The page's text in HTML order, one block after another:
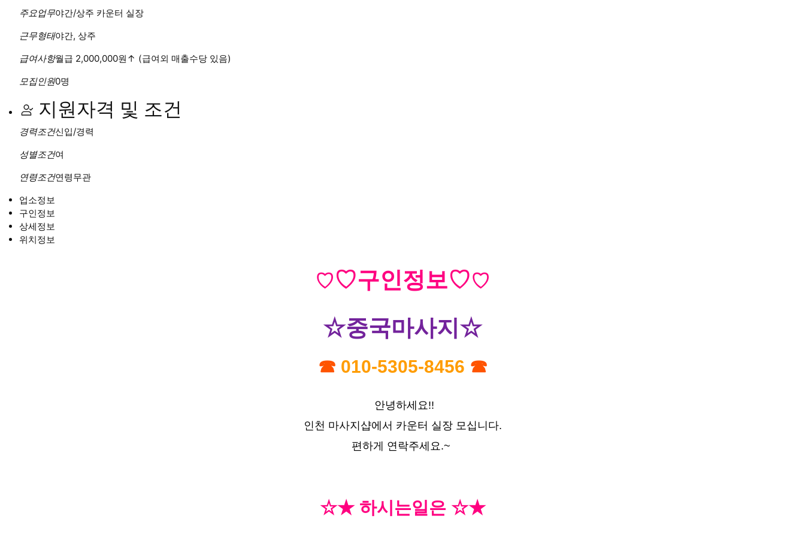
주요업무야간/상주 카운터 실장
근무형태야간, 상주
급여사항월급 2,000,000원 ↑ (급여외 매출수당 있음)
모집인원0명
지원자격 및 조건
경력조건신입/경력
성별조건여
연령조건연령무관
업소정보
구인정보
상세정보
위치정보
♡♡구인정보♡♡
☆중국마사지☆
☎ 010-5305-8456 ☎
안녕하세요!!
인천 마사지샵에서 ​​카운터 실장 모십니다.
편하게 연락주세요.~
☆★ 하시는일은 ☆★